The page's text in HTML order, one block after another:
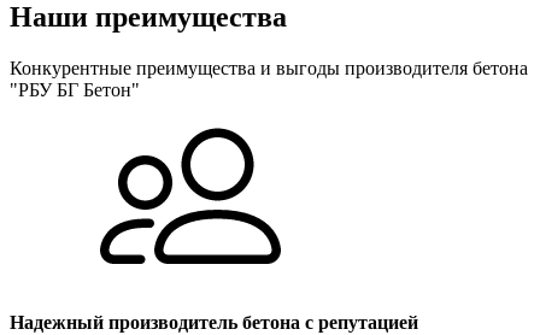
Наши преимущества
Конкурентные преимущества и выгоды производителя бетона
"РБУ БГ Бетон"
Надежный производитель бетона с репутацией